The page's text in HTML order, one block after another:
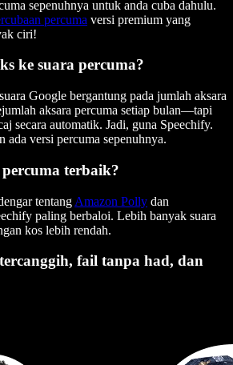
sepenuhnya untuk anda cuba dahulu.
percuma versi premium yang
ciri!
ke suara percuma?
Google bergantung pada jumlah aksara
aksara percuma setiap bulan—tapi
secara automatik. Jadi, guna Speechify.
ada versi percuma sepenuhnya.
terbaik?
tentang Amazon Polly dan
paling berbaloi. Lebih banyak suara
kos lebih rendah.
fail tanpa had, dan